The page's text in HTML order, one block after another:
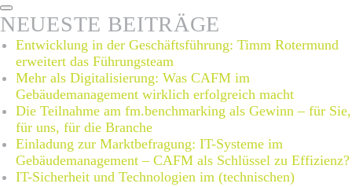
Suchen
NEUESTE BEITRÄGE
Entwicklung in der Geschäftsführung: Timm Rotermund
erweitert das Führungsteam
Mehr als Digitalisierung: Was CAFM im
Gebäudemanagement wirklich erfolgreich macht
Die Teilnahme am fm.benchmarking als Gewinn – für Sie,
für uns, für die Branche
Einladung zur Marktbefragung: IT-Systeme im
Gebäudemanagement – CAFM als Schlüssel zu Effizienz?
IT-Sicherheit und Technologien im (technischen)